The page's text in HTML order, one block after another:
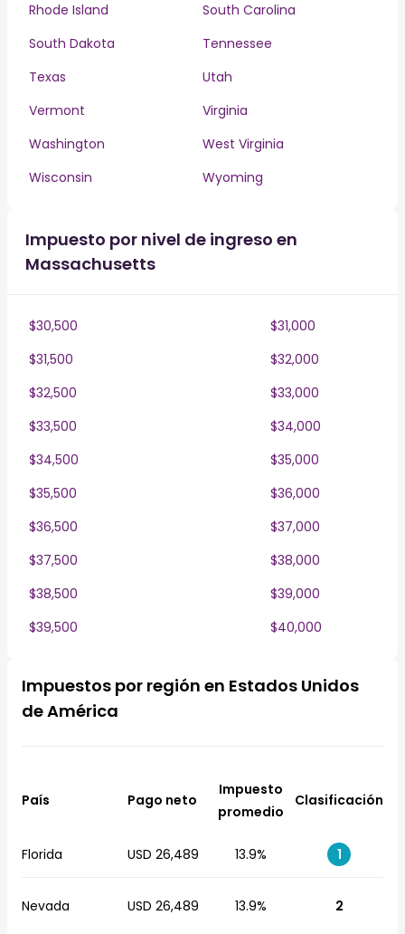
Rhode Island
South Carolina
South Dakota
Tennessee
Texas
Utah
Vermont
Virginia
Washington
West Virginia
Wisconsin
Wyoming
Impuesto por nivel de ingreso en
Massachusetts
$30,500
$31,000
$31,500
$32,000
$32,500
$33,000
$33,500
$34,000
$34,500
$35,000
$35,500
$36,000
$36,500
$37,000
$37,500
$38,000
$38,500
$39,000
$39,500
$40,000
Impuestos por región en Estados Unidos
de América
País Pago neto
Impuesto
promedio
Clasificación
Florida USD 26,489 13.9% 1
Nevada USD 26,489 13.9% 2